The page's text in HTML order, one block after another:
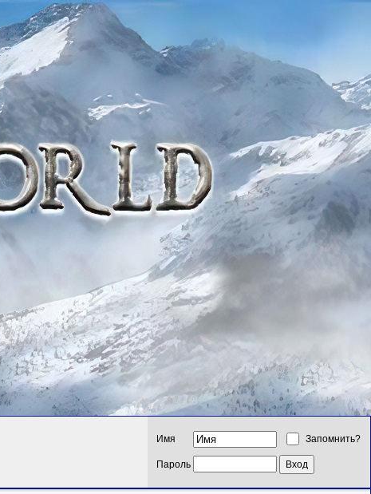
Имя Запомнить?
Пароль